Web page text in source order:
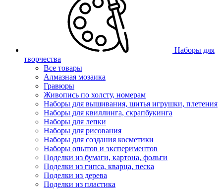
Наборы для
творчества
Все товары
Алмазная мозаика
Гравюры
Живопись по холсту, номерам
Наборы для вышивания, шитья игрушки, плетения
Наборы для квиллинга, скрапбукинга
Наборы для лепки
Наборы для рисования
Наборы для создания косметики
Наборы опытов и экспериментов
Поделки из бумаги, картона, фольги
Поделки из гипса, кварца, песка
Поделки из дерева
Поделки из пластика